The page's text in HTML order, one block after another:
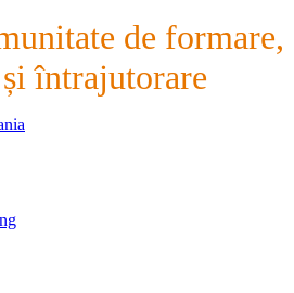
de formare,
întrajutorare